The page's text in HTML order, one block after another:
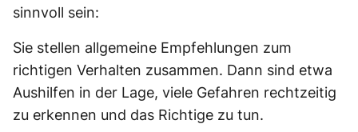
sinnvoll sein:
Sie stellen allgemeine Empfehlungen zum
richtigen Verhalten zusammen. Dann sind etwa
Aushilfen in der Lage, viele Gefahren rechtzeitig
zu erkennen und das Richtige zu tun.